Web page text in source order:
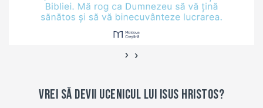
‹ ›
Vrei să devii ucenicul lui Isus Hristos?